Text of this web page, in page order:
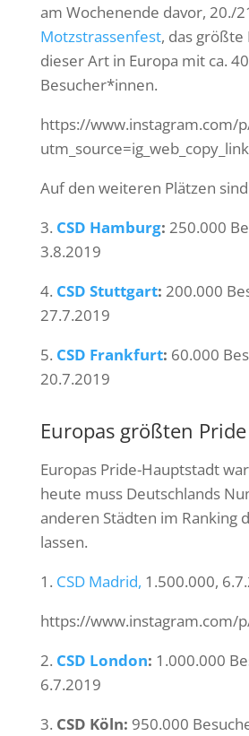
am Wochenende davor, 20./
Motzstrassenfest, das größte
dieser Art in Europa mit ca.
Besucher*innen.
https://www.instagram.com/
utm_source=ig_web_copy_link
Auf den weiteren Plätzen sind
3. CSD Hamburg: 250.000
3.8.2019
4. CSD Stuttgart: 200.000
27.7.2019
5. CSD Frankfurt: 60.000
20.7.2019
Europas größten
Europas Pride-Hauptstadt
heute muss Deutschlands
anderen Städten im Ranking
lassen.
1. CSD Madrid, 1.500.000,
https://www.instagram.com/
2. CSD London: 1.000.000
6.7.2019
3. CSD Köln: 950.000